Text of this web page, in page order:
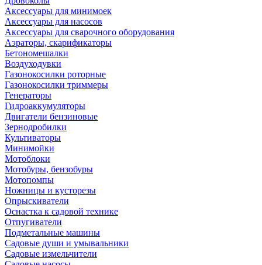
Аксессуары для минимоек
Аксессуары для насосов
Аксессуары для сварочного оборудования
Аэраторы, скарификаторы
Бетономешалки
Воздуходувки
Газонокосилки роторные
Газонокосилки триммеры
Генераторы
Гидроаккумуляторы
Двигатели бензиновые
Зернодробилки
Культиваторы
Минимойки
Мотоблоки
Мотобуры, бензобуры
Мотопомпы
Ножницы и кусторезы
Опрыскиватели
Оснастка к садовой технике
Отпугиватели
Подметальные машины
Садовые души и умывальники
Садовые измельчители